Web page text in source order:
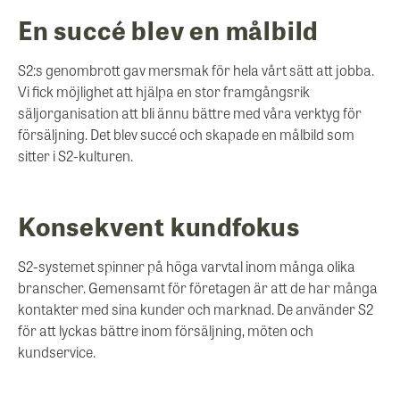
En succé blev en målbild
S2:s genombrott gav mersmak för hela vårt sätt att jobba.
Vi fick möjlighet att hjälpa en stor framgångsrik
säljorganisation att bli ännu bättre med våra verktyg för
försäljning. Det blev succé och skapade en målbild som
sitter i S2-kulturen.
Konsekvent kundfokus
S2-systemet spinner på höga varvtal inom många olika
branscher. Gemensamt för företagen är att de har många
kontakter med sina kunder och marknad. De använder S2
för att lyckas bättre inom försäljning, möten och
kundservice.